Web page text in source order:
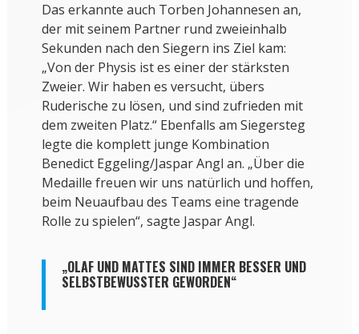
Das erkannte auch Torben Johannesen an,
der mit seinem Partner rund zweieinhalb
Sekunden nach den Siegern ins Ziel kam:
„Von der Physis ist es einer der stärksten
Zweier. Wir haben es versucht, übers
Ruderische zu lösen, und sind zufrieden mit
dem zweiten Platz.“ Ebenfalls am Siegersteg
legte die komplett junge Kombination
Benedict Eggeling/Jaspar Angl an. „Über die
Medaille freuen wir uns natürlich und hoffen,
beim Neuaufbau des Teams eine tragende
Rolle zu spielen“, sagte Jaspar Angl.
„OLAF UND MATTES SIND IMMER BESSER UND
SELBSTBEWUSSTER GEWORDEN“